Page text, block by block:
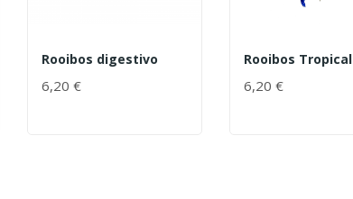
Rooibos digestivo
6,20 €
Rooibos Tropical
6,20 €